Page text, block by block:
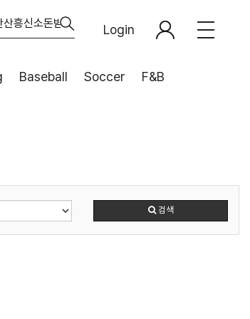
Login
Baseball Soccer F&B
검색